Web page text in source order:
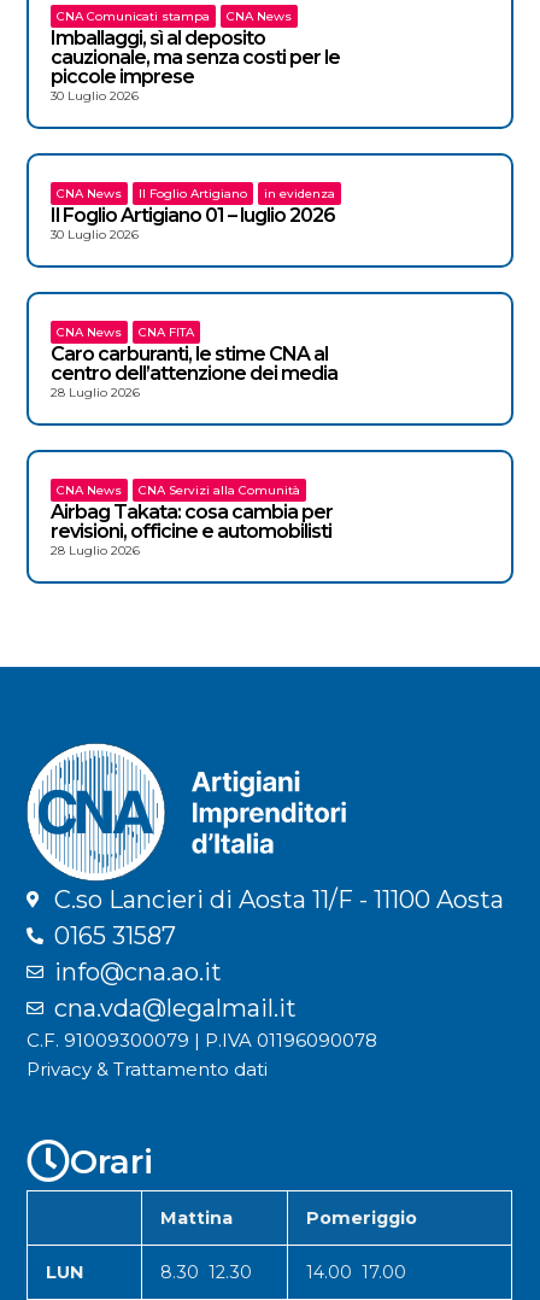
CNA Comunicati stampa CNA News
Imballaggi, sì al deposito
cauzionale, ma senza costi per le
piccole imprese
30 Luglio 2026
CNA News Il Foglio Artigiano in evidenza
Il Foglio Artigiano 01 – luglio 2026
30 Luglio 2026
CNA News CNA FITA
Caro carburanti, le stime CNA al
centro dell’attenzione dei media
28 Luglio 2026
CNA News CNA Servizi alla Comunità
Airbag Takata: cosa cambia per
revisioni, officine e automobilisti
28 Luglio 2026
C.so Lancieri di Aosta 11/F - 11100 Aosta
0165 31587
info@cna.ao.it
cna.vda@legalmail.it
C.F. 91009300079 | P.IVA 01196090078
Privacy & Trattamento dati
Orari
Mattina Pomeriggio
LUN 8.30 12.30 14.00 17.00